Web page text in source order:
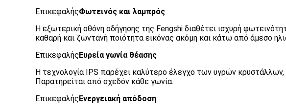
ΕπικεφαλήςΦωτεινός και λαμπρός
Η εξωτερική οθόνη οδήγησης της Fengshi διαθέτει ισχυρή
καθαρή και ζωντανή ποιότητα εικόνας ακόμη και κάτω από άμεσο
ΕπικεφαλήςΕυρεία γωνία θέασης
Η τεχνολογία IPS παρέχει καλύτερο έλεγχο των υγρών κρυστάλλων,
Παρατηρείται από σχεδόν κάθε γωνία.
ΕπικεφαλήςΕνεργειακή απόδοση